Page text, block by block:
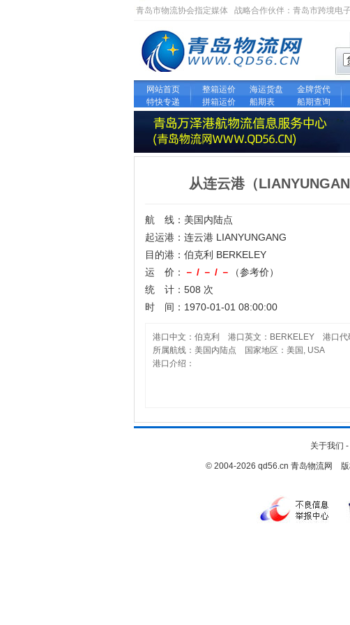
青岛市物流协会指定媒体 战略合作伙伴： 青岛市跨境电
网站首页 整箱运价 海运货盘 金牌货代
特快专递
拼箱运价 船期表 船期查询
从连云港（
航 线：美国内陆点
起运港：连云港 LIANYUNGANG
目的港：伯克利 BERKELEY
运 价：
－ / － / －
（参考价）
统 计：508 次
时 间：1970-01-01 08:00:00
港口中文：伯克利 港口英文：BERKELEY 港口代
所属航线：美国内陆点 国家地区：美国, USA
港口介绍：
关于我们 -
© 2004-2026 qd56.cn 青岛物流网 版